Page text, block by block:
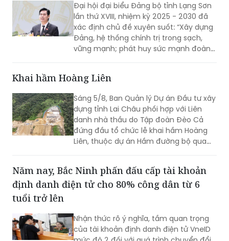
Đại hội đại biểu Đảng bộ tỉnh Lạng Sơn
lần thứ XVIII, nhiệm kỳ 2025 - 2030 đã
xác định chủ đề xuyên suốt: “Xây dựng
Đảng, hệ thống chính trị trong sạch,
vững mạnh; phát huy sức mạnh đoàn
Lạng Sơn trở thành một cực tăng
trưởng của vùng Trung du và miền núi
Bắc Bộ”. Đây không chỉ là việc tổng kết
thực tiễn một cách toàn diện từ nhiệm
kỳ 2020 - 2025, mà còn thể hiện rõ
tầm nhìn, bản lĩnh và quyết tâm chính
trị của Đảng bộ tỉnh trong giai đoạn
Khai hầm Hoàng Liên
Sáng 5/8, Ban Quản lý Dự án Đầu tư xây
dựng tỉnh Lai Châu phối hợp với Liên
danh nhà thầu do Tập đoàn Đèo Cả
đứng đầu tổ chức lễ khai hầm Hoàng
Liên, thuộc dự án Hầm đường bộ qua
Năm nay, Bắc Ninh phấn đấu cấp tài khoản
định danh điện tử cho 80% công dân từ 6
tuổi trở lên
Nhận thức rõ ý nghĩa, tầm quan trọng
của tài khoản định danh điện tử VneID